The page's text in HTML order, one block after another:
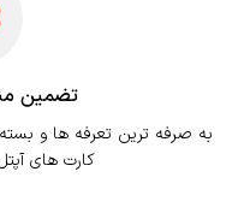
تضمین
به صرفه ترین تعرفه ها و
کارت های